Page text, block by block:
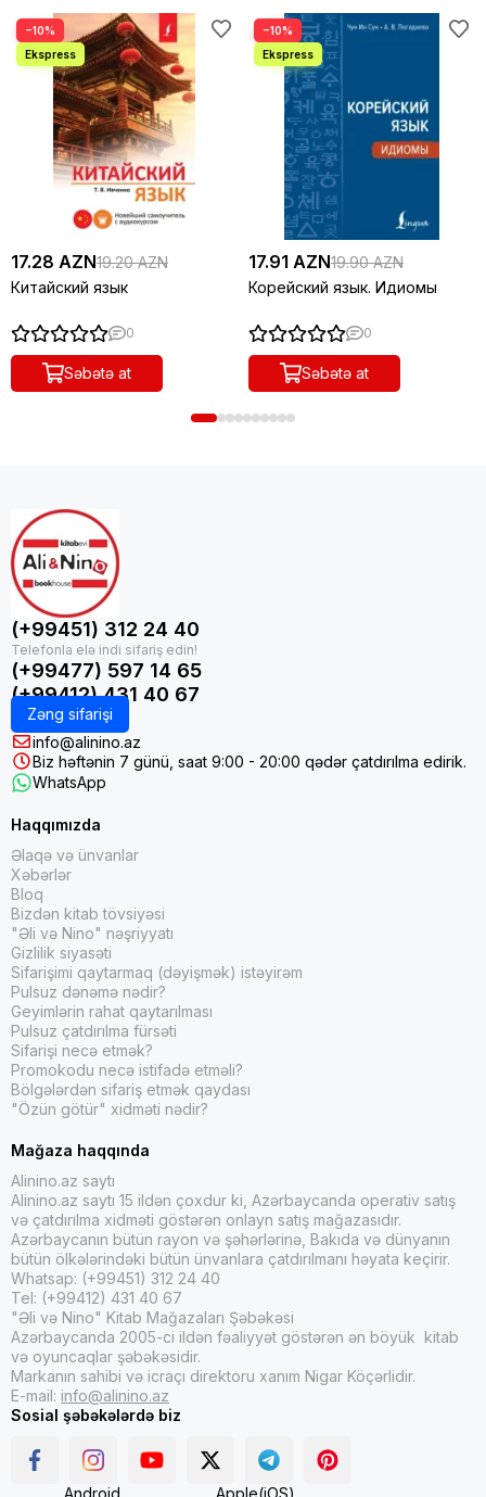
−10%
17.28 AZN19.20 AZN
Китайский язык
0
Səbətə at
−10%
17.91 AZN19.90 AZN
Корейский язык. Идиомы
0
Səbətə at
(+99451) 312 24 40
(+99477) 597 14 65
(+99412) 431 40 67
Zəng sifarişi
info@alinino.az
Biz həftənin 7 günü, saat 9:00 - 20:00 qədər çatdırılma edirik.
WhatsApp
Haqqımızda
Əlaqə və ünvanlar
Xəbərlər
Bloq
Bizdən kitab tövsiyəsi
"Əli və Nino" nəşriyyatı
Gizlilik siyasəti
Sifarişimi qaytarmaq (dəyişmək) istəyirəm
Pulsuz dənəmə nədir?
Geyimlərin rahat qaytarılması
Pulsuz çatdırılma fürsəti
Sifarişi necə etmək?
Promokodu necə istifadə etməli?
Bölgələrdən sifariş etmək qaydası
"Özün götür" xidməti nədir?
Mağaza haqqında
Alinino.az saytı
Alinino.az saytı 15 ildən çoxdur ki, Azərbaycanda operativ satış
və çatdırılma xidməti göstərən onlayn satış mağazasıdır.
Azərbaycanın bütün rayon və şəhərlərinə, Bakıda və dünyanın
bütün ölkələrindəki bütün ünvanlara çatdırılmanı həyata keçirir.
Whatsap: (+99451) 312 24 40
Tel: (+99412) 431 40 67
"Əli və Nino" Kitab Mağazaları Şəbəkəsi
Azərbaycanda 2005-ci ildən fəaliyyət göstərən ən böyük kitab
və oyuncaqlar şəbəkəsidir.
Markanın sahibi və icraçı direktoru xanım Nigar Köçərlidir.
E-mail: info@alinino.az
Sosial şəbəkələrdə biz
Android Apple(iOS)